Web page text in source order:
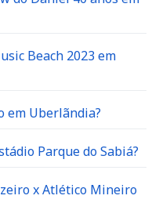
Beach 2023 em
em Uberlãndia?
Parque do Sabiá?
x Atlético Mineiro